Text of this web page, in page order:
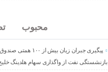
محبوب
پیگیری جبران زیان بیش از ۱۰۰ همتی صندوق
بازنشستگی نفت از واگذاری سهام هلدینگ